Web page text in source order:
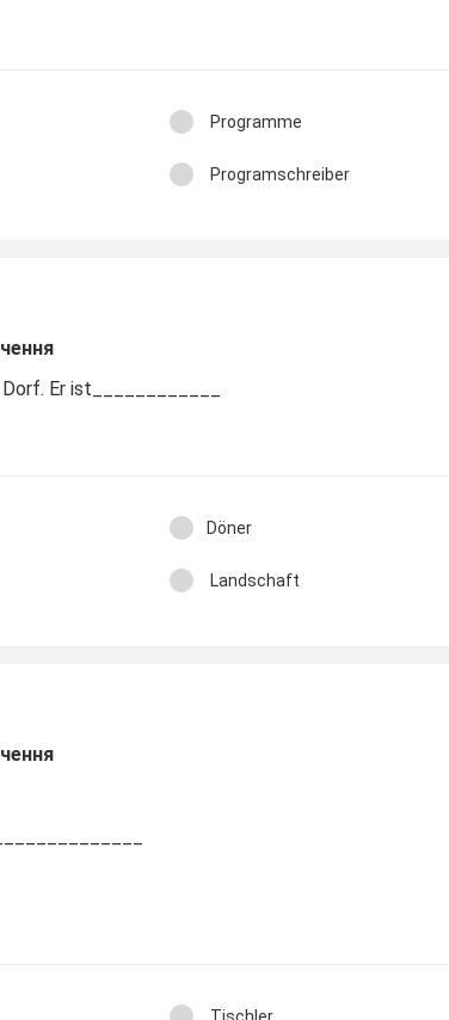
Programme
Programschreiber
Er ist____________
Döner
Landschaft
Tischler